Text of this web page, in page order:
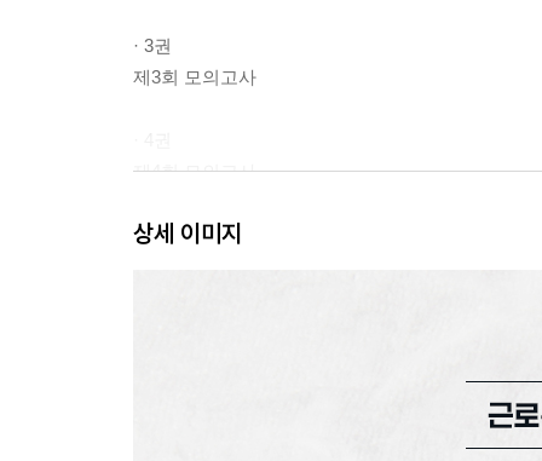
· 3권
제3회 모의고사
제4회 모의고사
· 5권
상세 이미지